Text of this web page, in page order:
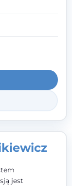
na
jego
- i
mocnych
jest